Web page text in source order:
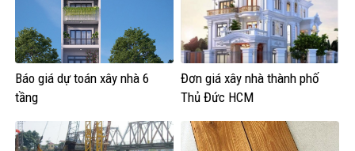
Báo giá dự toán xây nhà 6
tầng
Đơn giá xây nhà thành phố
Thủ Đức HCM